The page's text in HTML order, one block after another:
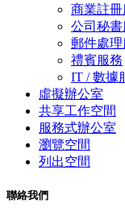
商業註冊
公司秘書
郵件處理
禮賓服務
IT / 數據
虛擬辦公室
共享工作空間
服務式辦公室
瀏覽空間
列出空間
聯絡我們